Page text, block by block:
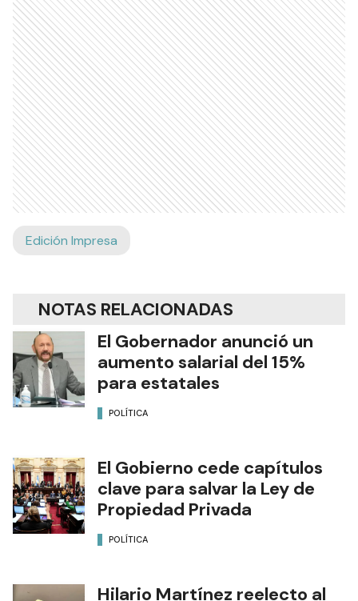
Edición Impresa
NOTAS RELACIONADAS
El Gobernador anunció un
aumento salarial del 15%
para estatales
POLÍTICA
El Gobierno cede capítulos
clave para salvar la Ley de
Propiedad Privada
POLÍTICA
Hilario Martínez reelecto al